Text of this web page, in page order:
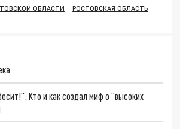
ОБЛАСТИ
РОСТОВСКАЯ ОБЛАСТЬ
Кто и как создал миф о "высоких